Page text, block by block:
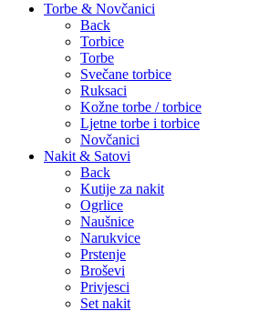
Torbe & Novčanici
Back
Torbice
Torbe
Svečane torbice
Ruksaci
Kožne torbe / torbice
Ljetne torbe i torbice
Novčanici
Nakit & Satovi
Back
Kutije za nakit
Ogrlice
Naušnice
Narukvice
Prstenje
Broševi
Privjesci
Set nakit